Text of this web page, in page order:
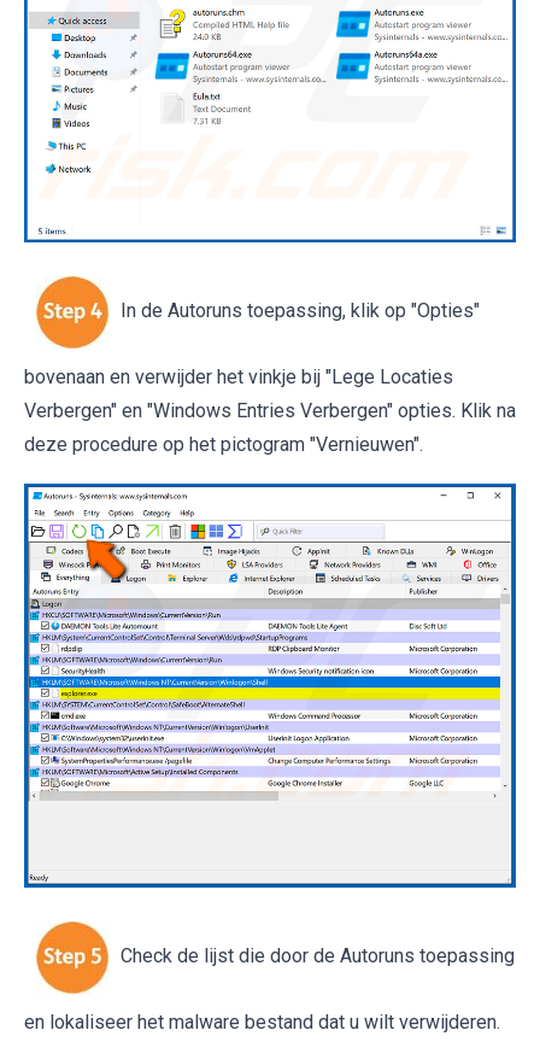
In de Autoruns toepassing, klik op "Opties"
bovenaan en verwijder het vinkje bij "Lege Locaties
Verbergen" en "Windows Entries Verbergen" opties. Klik na
deze procedure op het pictogram "Vernieuwen".
Check de lijst die door de Autoruns toepassing
en lokaliseer het malware bestand dat u wilt verwijderen.